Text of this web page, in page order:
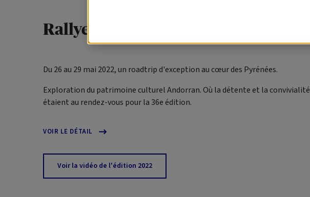
Rallye Club 14, Andorre 2022
Du 26 au 29 mai 2022, un roadtripd'exception au cœur des Pyrénées.
Exploration du patrimoine culturel Andorran. Où la détente et la convivialité
étaient au rendez-vous pour la 36e édition.
VOIR LE DÉTAIL
Voir la vidéo de l'édition 2022